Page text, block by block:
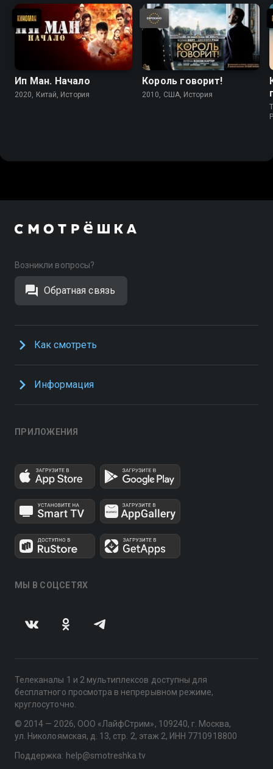
Ип Ман. Начало
2020, Китай, История
Король говорит!
2010, США, История
Возникли вопросы?
Обратная связь
Как смотреть
Информация
ПРИЛОЖЕНИЯ
МЫ В СОЦСЕТЯХ
Телеканалы 1 и 2 мультиплексов доступны для
бесплатного просмотра в непрерывном режиме,
круглосуточно.
© 2014 — 2026, ООО «ЛайфСтрим», 109240, г. Москва,
ул. Николоямская, д. 13, стр. 2, этаж 2, ИНН 7710918800
Поддержка: help@smotreshka.tv